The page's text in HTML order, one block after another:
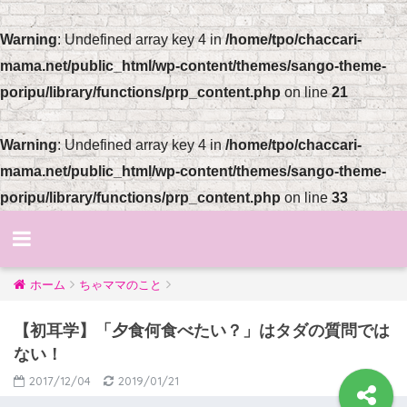
Warning: Undefined array key 4 in/home/tpo/chaccari-
mama.net/public_html/wp-content/themes/sango-theme-
poripu/library/functions/prp_content.php on line21
Warning: Undefined array key 4 in/home/tpo/chaccari-
mama.net/public_html/wp-content/themes/sango-theme-
poripu/library/functions/prp_content.php on line33
ホーム ちゃママのこと
【初耳学】「夕食何食べたい？」はタダの質問では
ない！
2017/12/04 2019/01/21